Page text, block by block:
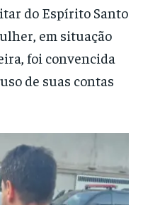
do Espírito Santo
em situação
foi convencida
de suas contas